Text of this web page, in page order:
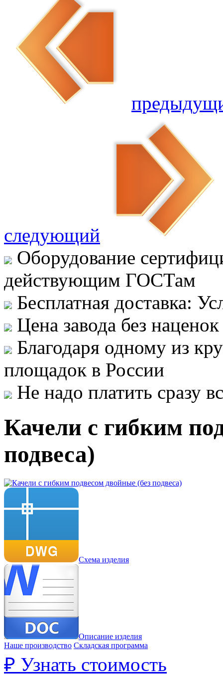
следующий
Оборудование
действующим ГОСТам
Бесплатная доставка:
Цена завода без
Благодаря одному из
площадок в России
Не надо платить сразу
Качели с гибким
подвеса)
Схема изделия
Описание изделия
Наше производство Складская программа
₽ Узнать стоимость